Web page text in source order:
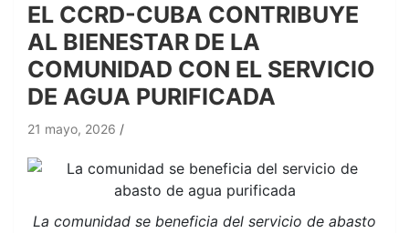
EL CCRD-CUBA CONTRIBUYE
AL BIENESTAR DE LA
COMUNIDAD CON EL SERVICIO
DE AGUA PURIFICADA
21 mayo, 2026
La comunidad se beneficia del servicio de abasto